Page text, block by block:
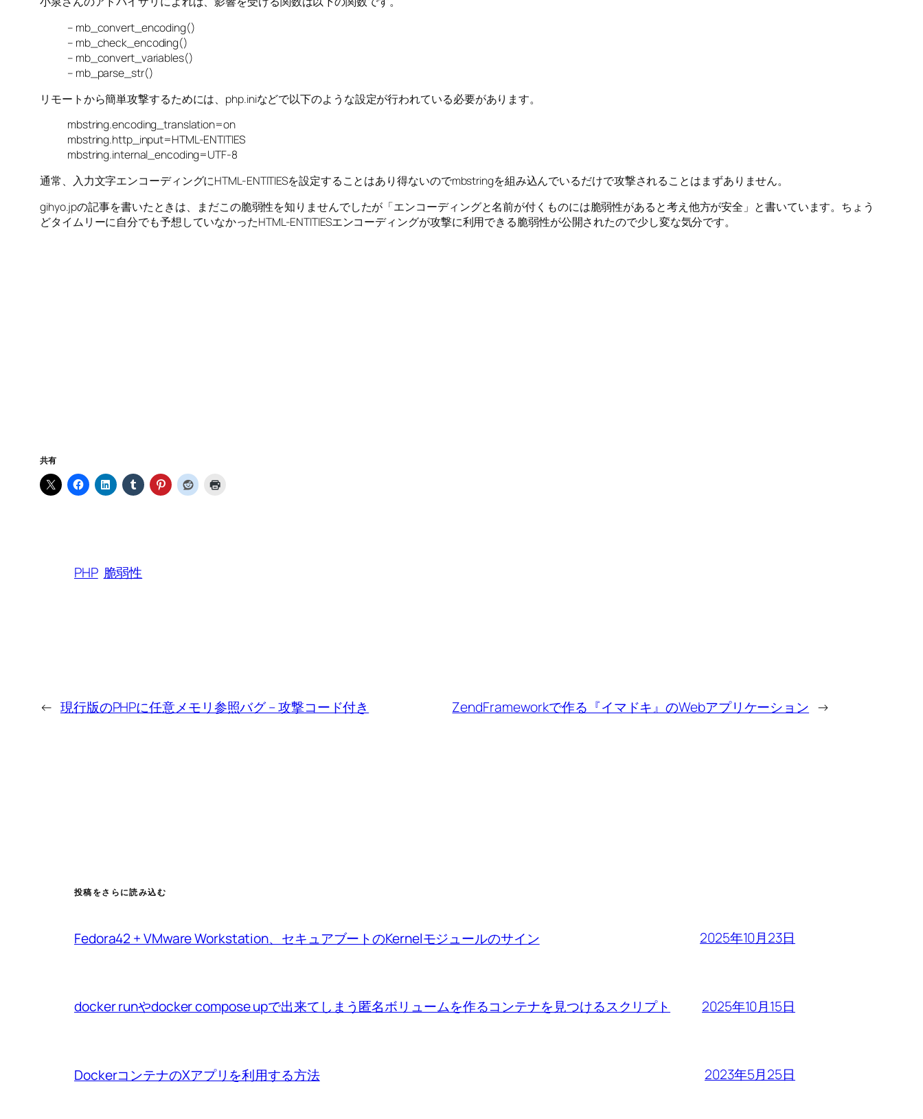
– mb_convert_encoding()
– mb_check_encoding()
– mb_convert_variables()
– mb_parse_str()
リモートから簡単攻撃するためには、php.iniなどで以下のような設定が行われている必要があります。
mbstring.encoding_translation=on
mbstring.http_input=HTML-ENTITIES
mbstring.internal_encoding=UTF-8
通常、入力文字エンコーディングにHTML-ENTITIESを設定することはあり得ないのでmbstringを組み込んでいるだけで攻撃されることはまずありません。
gihyo.jpの記事を書いたときは、まだこの脆弱性を知りませんでしたが「エンコーディングと名前が付くものには脆弱性があると考え他方が安全」と書いています。ちょう
どタイムリーに自分でも予想していなかったHTML-ENTITIESエンコーディングが攻撃に利用できる脆弱性が公開されたので少し変な気分です。
共有
PHP 脆弱性
← 現行版のPHPに任意メモリ参照バグ – 攻撃コード付き ZendFrameworkで作る『イマドキ』のWebアプリケーション →
投稿をさらに読み込む
Fedora42 + VMware Workstation、セキュアブートのKernelモジュールのサイン 2025年10月23日
docker runやdocker compose upで出来てしまう匿名ボリュームを作るコンテナを見つけるスクリプト 2025年10月15日
DockerコンテナのXアプリを利用する方法 2023年5月25日